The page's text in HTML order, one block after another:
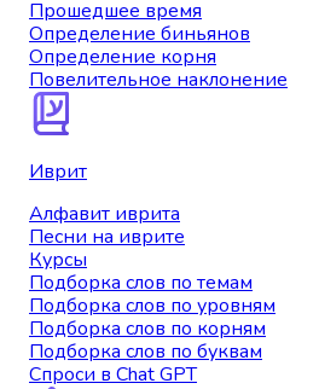
Прошедшее время
Определение биньянов
Определение корня
Повелительное наклонение
Иврит
Алфавит иврита
Песни на иврите
Курсы
Подборка слов по темам
Подборка слов по уровням
Подборка слов по корням
Подборка слов по буквам
Спроси в Chat GPT